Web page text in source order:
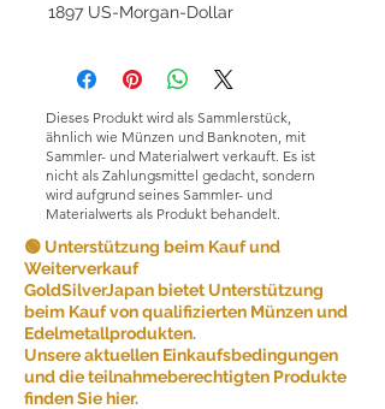
1897 US-Morgan-Dollar
Dieses Produkt wird als Sammlerstück,
ähnlich wie Münzen und Banknoten, mit
Sammler- und Materialwert verkauft. Es ist
nicht als Zahlungsmittel gedacht, sondern
wird aufgrund seines Sammler- und
Materialwerts als Produkt behandelt.
🟢 Unterstützung beim Kauf und
Weiterverkauf
GoldSilverJapan bietet Unterstützung
beim Kauf von qualifizierten Münzen und
Edelmetallprodukten.
Unsere aktuellen Einkaufsbedingungen
und die teilnahmeberechtigten Produkte
finden Sie hier.